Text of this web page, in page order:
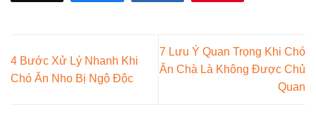
4 Bước Xử Lý Nhanh Khi
Chó Ăn Nho Bị Ngộ Độc
7 Lưu Ý Quan Trọng Khi Chó
Ăn Chà Là Không Được Chủ
Quan